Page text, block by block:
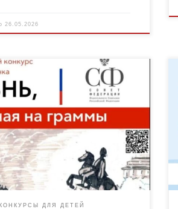
26.05.2026
появилось еще больше
о себе. Срок подачи работ на
проект продлен до 15
года. Этот конкурс […]
КОНКУРСЫ ДЛЯ ДЕТЕЙ